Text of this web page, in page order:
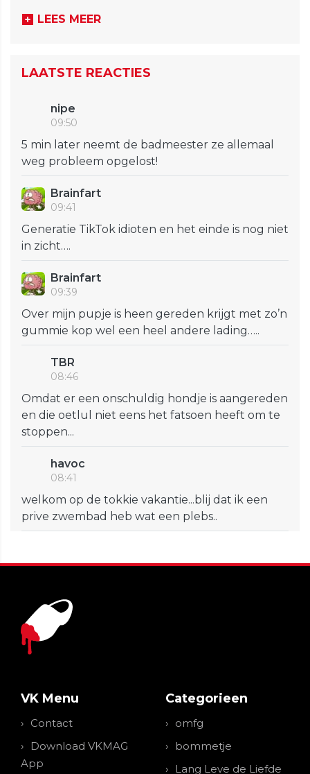
LEES MEER
LAATSTE REACTIES
nipe
09:50
5 min later neemt de badmeester ze allemaal
weg probleem opgelost!
Brainfart
09:41
Generatie TikTok idioten en het einde is nog niet
in zicht….
Brainfart
09:39
Over mijn pupje is heen gereden krijgt met zo’n
gummie kop wel een heel andere lading…..
TBR
08:46
Omdat er een onschuldig hondje is aangereden
en die oetlul niet eens het fatsoen heeft om te
stoppen...
havoc
08:41
welkom op de tokkie vakantie...blij dat ik een
prive zwembad heb wat een plebs..
VK Menu
Contact
Download VKMAG
App
Categorieen
omfg
bommetje
Lang Leve de Liefde